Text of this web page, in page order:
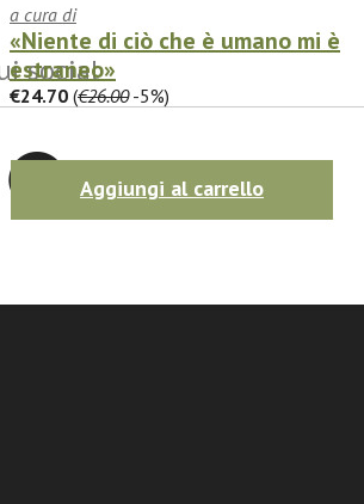
a cura di
«Niente di ciò che è umano mi è
estraneo»
€24.70 (€26.00-5%)
Aggiungi al carrello
social